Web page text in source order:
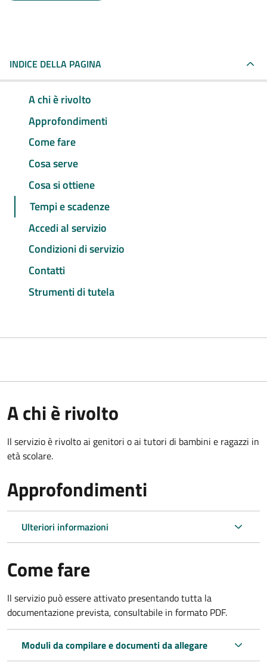
INDICE DELLA PAGINA
A chi è rivolto
Approfondimenti
Come fare
Cosa serve
Cosa si ottiene
Tempi e scadenze
Accedi al servizio
Condizioni di servizio
Contatti
Strumenti di tutela
A chi è rivolto
Il servizio è rivolto ai genitori o ai tutori di bambini e ragazzi in
età scolare.
Approfondimenti
Ulteriori informazioni
Come fare
Il servizio può essere attivato presentando tutta la
documentazione prevista, consultabile in formato PDF.
Moduli da compilare e documenti da allegare